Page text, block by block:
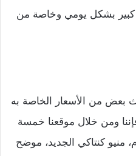
كبير بشكل يومي وخاصة من
بعض من الأسعار الخاصة به
م، وعليه فإننا ومن خلال موقعنا خمسة
منيو كنتاكي الجديد، موضح